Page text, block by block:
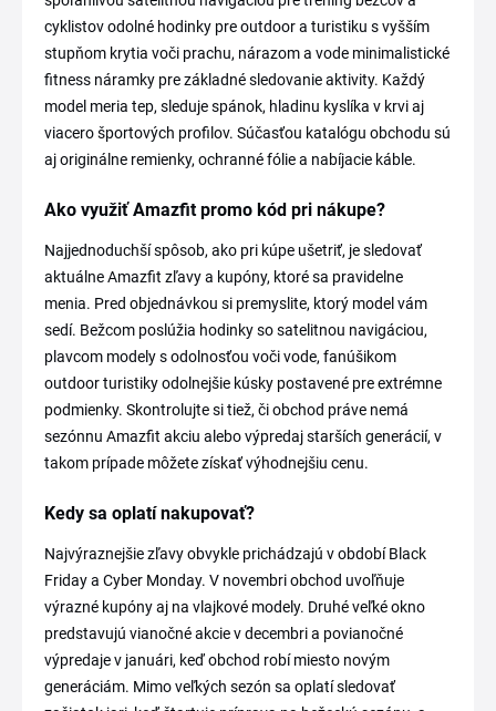
cyklistov odolné hodinky pre outdoor a turistiku s vyšším
stupňom krytia voči prachu, nárazom a vode minimalistické
fitness náramky pre základné sledovanie aktivity. Každý
model meria tep, sleduje spánok, hladinu kyslíka v krvi aj
viacero športových profilov. Súčasťou katalógu obchodu sú
aj originálne remienky, ochranné fólie a nabíjacie káble.
Ako využiť Amazfit promo kód pri nákupe?
Najjednoduchší spôsob, ako pri kúpe ušetriť, je sledovať
aktuálne Amazfit zľavy a kupóny, ktoré sa pravidelne
menia. Pred objednávkou si premyslite, ktorý model vám
sedí. Bežcom poslúžia hodinky so satelitnou navigáciou,
plavcom modely s odolnosťou voči vode, fanúšikom
outdoor turistiky odolnejšie kúsky postavené pre extrémne
podmienky. Skontrolujte si tiež, či obchod práve nemá
sezónnu Amazfit akciu alebo výpredaj starších generácií, v
takom prípade môžete získať výhodnejšiu cenu.
Kedy sa oplatí nakupovať?
Najvýraznejšie zľavy obvykle prichádzajú v období Black
Friday a Cyber Monday. V novembri obchod uvoľňuje
výrazné kupóny aj na vlajkové modely. Druhé veľké okno
predstavujú vianočné akcie v decembri a povianočné
výpredaje v januári, keď obchod robí miesto novým
generáciám. Mimo veľkých sezón sa oplatí sledovať